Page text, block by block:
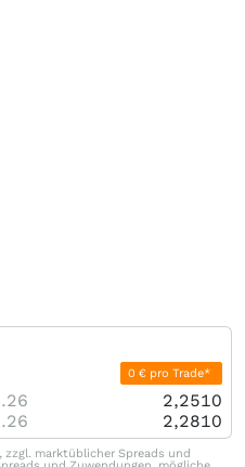
0 € pro Trade*
2,2510
2,2810
zzgl. marktüblicher Spreads und